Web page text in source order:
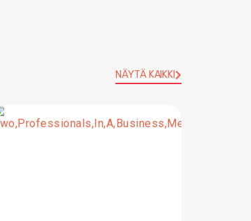
NÄYTÄ KAIKKI